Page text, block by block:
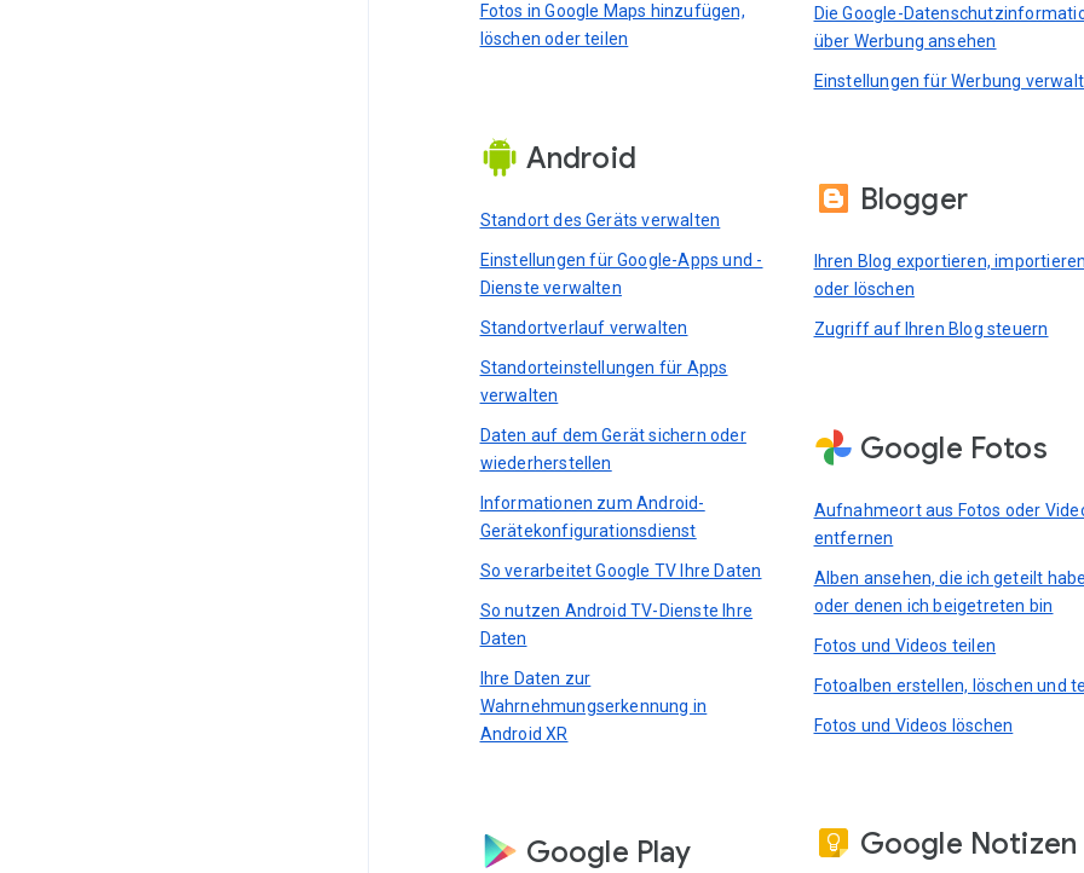
Fotos in Google Maps hinzufügen,
löschen oder teilen
Android
Standort des Geräts verwalten
Einstellungen für Google-Apps und -
Dienste verwalten
Standortverlauf verwalten
Standorteinstellungen für Apps
verwalten
Daten auf dem Gerät sichern oder
wiederherstellen
Informationen zum Android-
Gerätekonfigurationsdienst
So verarbeitet Google TV Ihre Daten
So nutzen Android TV-Dienste Ihre
Daten
Ihre Daten zur
Wahrnehmungserkennung in
Android XR
Google Play
Die Google-
über Werbung ansehen
Einstellungen für Werbung
Blogger
Ihren Blog exportieren, importieren
oder löschen
Zugriff auf Ihren Blog steuern
Google Fotos
Aufnahmeort aus Fotos oder
entfernen
Alben ansehen, die ich geteilt habe
oder denen ich beigetreten bin
Fotos und Videos teilen
Fotoalben erstellen, löschen und
Fotos und Videos löschen
Google Notizen